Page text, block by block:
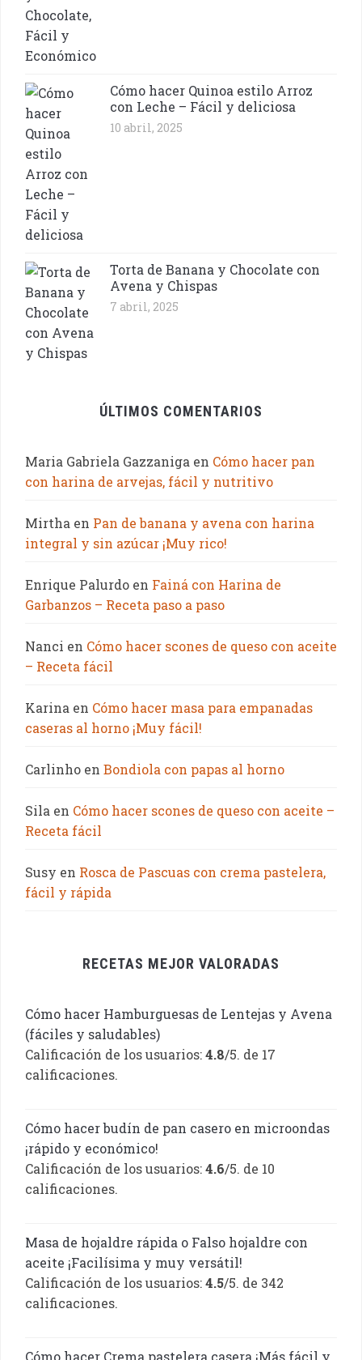
Cómo hacer Quinoa estilo Arroz
con Leche – Fácil y deliciosa
10 abril, 2025
Torta de Banana y Chocolate con
Avena y Chispas
7 abril, 2025
ÚLTIMOS COMENTARIOS
Maria Gabriela Gazzaniga en Cómo hacer pan
con harina de arvejas, fácil y nutritivo
Mirtha en Pan de banana y avena con harina
integral y sin azúcar ¡Muy rico!
Enrique Palurdo en Fainá con Harina de
Garbanzos – Receta paso a paso
Nanci en Cómo hacer scones de queso con aceite
– Receta fácil
Karina en Cómo hacer masa para empanadas
caseras al horno ¡Muy fácil!
Carlinho en Bondiola con papas al horno
Sila en Cómo hacer scones de queso con aceite –
Receta fácil
Susy en Rosca de Pascuas con crema pastelera,
fácil y rápida
RECETAS MEJOR VALORADAS
Cómo hacer Hamburguesas de Lentejas y Avena
(fáciles y saludables)
Calificación de los usuarios:4.8/5. de 17
calificaciones.
Cómo hacer budín de pan casero en microondas
¡rápido y económico!
Calificación de los usuarios:4.6/5. de 10
calificaciones.
Masa de hojaldre rápida o Falso hojaldre con
aceite ¡Facilísima y muy versátil!
Calificación de los usuarios:4.5/5. de 342
calificaciones.
Cómo hacer Crema pastelera casera ¡Más fácil y